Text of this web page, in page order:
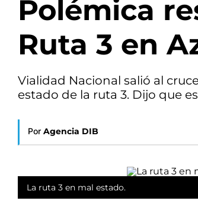
Polémica
Ruta 3 en
Vialidad Nacional salió al
estado de la ruta 3. Dijo que
Por Agencia DIB
La ruta 3 en mal estado.